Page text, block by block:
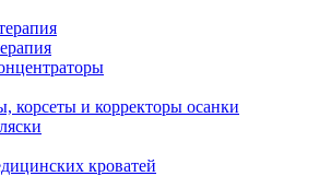
корсеты и корректоры осанки
кроватей